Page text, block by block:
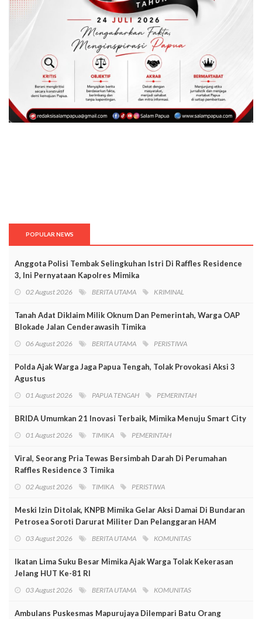
POPULAR NEWS
Anggota Polisi Tembak Selingkuhan Istri Di Raffles Residence
3, Ini Pernyataan Kapolres Mimika
02 August 2026 BERITA UTAMA KRIMINAL
Tanah Adat Diklaim Milik Oknum Dan Pemerintah, Warga OAP
Blokade Jalan Cenderawasih Timika
06 August 2026 BERITA UTAMA PERISTIWA
Polda Ajak Warga Jaga Papua Tengah, Tolak Provokasi Aksi 3
Agustus
01 August 2026 PAPUA TENGAH PEMERINTAH
BRIDA Umumkan 21 Inovasi Terbaik, Mimika Menuju Smart City
01 August 2026 TIMIKA PEMERINTAH
Viral, Seorang Pria Tewas Bersimbah Darah Di Perumahan
Raffles Residence 3 Timika
02 August 2026 TIMIKA PERISTIWA
Meski Izin Ditolak, KNPB Mimika Gelar Aksi Damai Di Bundaran
Petrosea Soroti Darurat Militer Dan Pelanggaran HAM
03 August 2026 BERITA UTAMA KOMUNITAS
Ikatan Lima Suku Besar Mimika Ajak Warga Tolak Kekerasan
Jelang HUT Ke-81 RI
03 August 2026 BERITA UTAMA KOMUNITAS
Ambulans Puskesmas Mapurujaya Dilempari Batu Orang